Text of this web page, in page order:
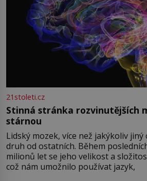
21stoleti.cz
Stinná stránka rozvinutějších
stárnou
Lidský mozek, více než jakýkoliv
druh od ostatních. Během
milionů let se jeho velikost a
což nám umožnilo používat jazyk,